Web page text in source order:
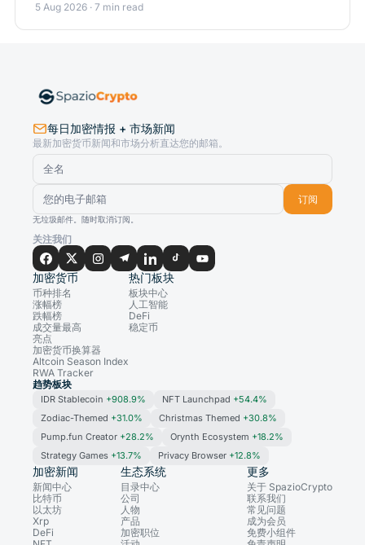
5 Aug 2026 · 7 min read
每日加密情报 + 市场新闻
最新加密货币新闻和市场分析直达您的邮箱。
订阅
无垃圾邮件。随时取消订阅。
关注我们
加密货币
币种排名
涨幅榜
跌幅榜
成交量最高
亮点
加密货币换算器
Altcoin Season Index
RWA Tracker
热门板块
板块中心
人工智能
DeFi
稳定币
趋势板块
IDR Stablecoin +908.9% NFT Launchpad +54.4%
Zodiac-Themed +31.0% Christmas Themed +30.8%
Pump.fun Creator +28.2% Orynth Ecosystem +18.2%
Strategy Games +13.7% Privacy Browser +12.8%
加密新闻
新闻中心
比特币
以太坊
Xrp
DeFi
生态系统
目录中心
公司
人物
产品
加密职位
更多
关于 SpazioCrypto
联系我们
常见问题
成为会员
免费小组件